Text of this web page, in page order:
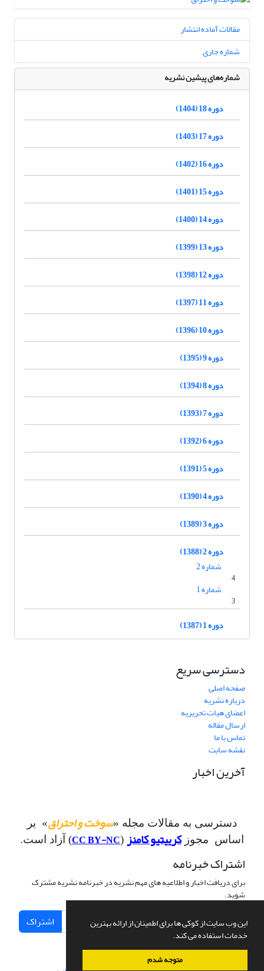
این وب سایت از کوکی ها برای اطمینان از ارائه بهترین
خدمات استفاده می کند.
متوجه شدم
مقالات آماده انتشار
شماره جاری
شماره‌های پیشین نشریه
دوره 18 (1404)
دوره 17 (1403)
دوره 16 (1402)
دوره 15 (1401)
دوره 14 (1400)
دوره 13 (1399)
دوره 12 (1398)
دوره 11 (1397)
دوره 10 (1396)
دوره 9 (1395)
دوره 8 (1394)
دوره 7 (1393)
دوره 6 (1392)
دوره 5 (1391)
دوره 4 (1390)
دوره 3 (1389)
دوره 2 (1388)
شماره 2
4
شماره 1
3
دوره 1 (1387)
دسترسی سریع
صفحه اصلی
درباره نشریه
اعضای هیات تحریریه
ارسال مقاله
تماس با ما
نقشه سایت
آخرین اخبار
دسترسی به مقالات مجله «سوخت و احتراق» بر
اساس مجوزکرییتیو کامنز (
CC BY-NC) آزاد است.
اشتراک خبرنامه
برای دریافت اخبار و اطلاعیه های مهم نشریه در خبرنامه نشریه مشترک
شوید.
اشتراک